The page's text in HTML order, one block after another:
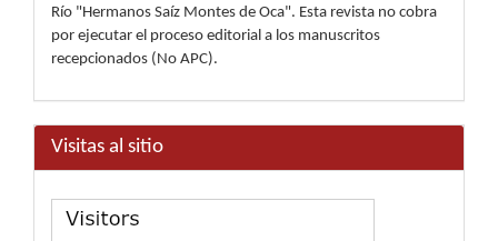
Río "Hermanos Saíz Montes de Oca". Esta revista no cobra
por ejecutar el proceso editorial a los manuscritos
recepcionados (No APC).
Visitas al sitio